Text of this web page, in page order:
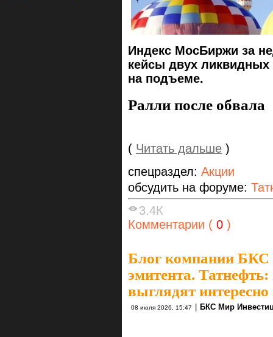
Индекс МосБиржи за
кейсы двух ликвидных
на подъеме.
Ралли после обвала
( Читать дальше )
спецраздел: Акции
обсудить на форуме:
3.4К
Комментарии ( 0 )
Блог компании БКС
эмитента.
выглядят интересно
08 июля 2026, 15:47 БКС Мир